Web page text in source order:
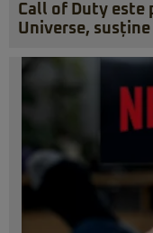
Call of Duty este
Universe,